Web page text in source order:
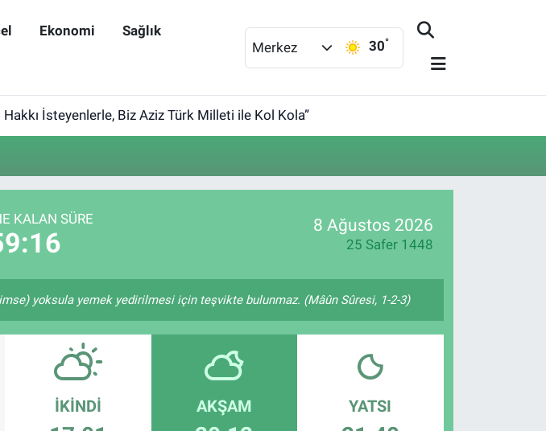
Ekonomi Sağlık
Merkez 30°
İsteyenlerle, Biz Aziz Türk Milleti ile Kol Kola”
KALAN SÜRE 8 Ağustos 2026
25 Safer 1448
yoksula yemek yedirilmesi için teşvikte bulunmaz. (Mâûn Sûresi, 1-2-3)
İKINDI AKŞAM YATSI